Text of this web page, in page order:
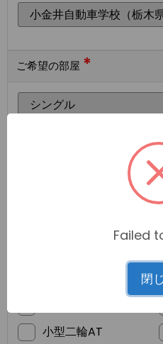
ご希望の部屋 *
小型二輪AT
Failed
閉